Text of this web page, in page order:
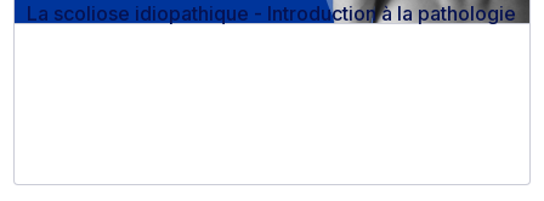
La scoliose idiopathique - Introduction à la pathologie